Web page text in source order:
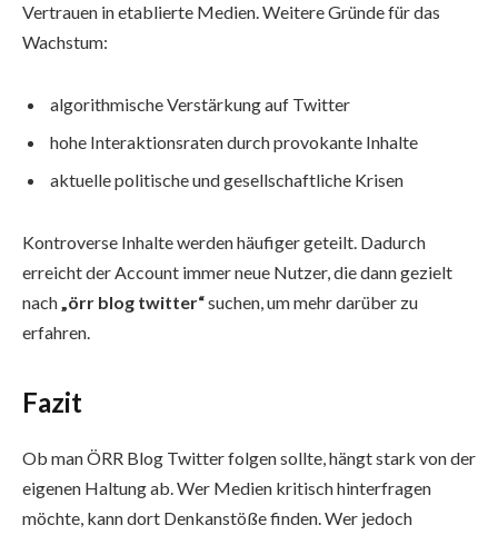
Vertrauen in etablierte Medien. Weitere Gründe für das
Wachstum:
algorithmische Verstärkung auf Twitter
hohe Interaktionsraten durch provokante Inhalte
aktuelle politische und gesellschaftliche Krisen
Kontroverse Inhalte werden häufiger geteilt. Dadurch
erreicht der Account immer neue Nutzer, die dann gezielt
nach„örr blog twitter“suchen, um mehr darüber zu
erfahren.
Fazit
Ob man ÖRR Blog Twitter folgen sollte, hängt stark von der
eigenen Haltung ab. Wer Medien kritisch hinterfragen
möchte, kann dort Denkanstöße finden. Wer jedoch